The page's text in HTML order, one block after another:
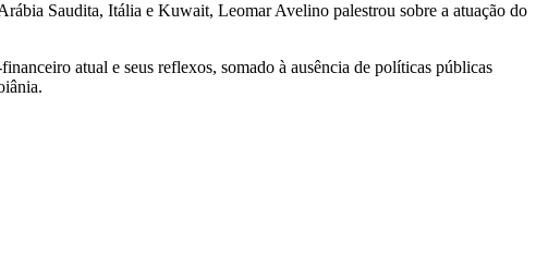
Saudita, Itália e Kuwait, Leomar Avelino palestrou sobre a atuação do
atual e seus reflexos, somado à ausência de políticas públicas